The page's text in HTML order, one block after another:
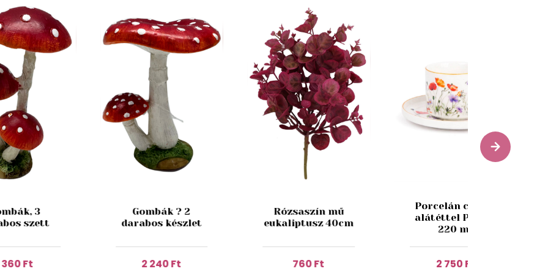
3
szett
360 Ft
Gombák ? 2
darabos készlet
2 240 Ft
Rózsaszín mű
eukaliptusz 40cm
760 Ft
Porcelán csésze
alátéttel Pipacs
220 ml
2 750 Ft